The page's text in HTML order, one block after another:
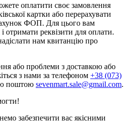
оплатити своє замовлення
картки або перерахувати
ФОП. Для цього вам
і отримати реквізити для оплати.
нам квитанцію про
або проблеми з доставкою або
з нами за телефоном +38 (073)
поштою sevenmart.sale@gmail.com.
забезпечити вас якісними